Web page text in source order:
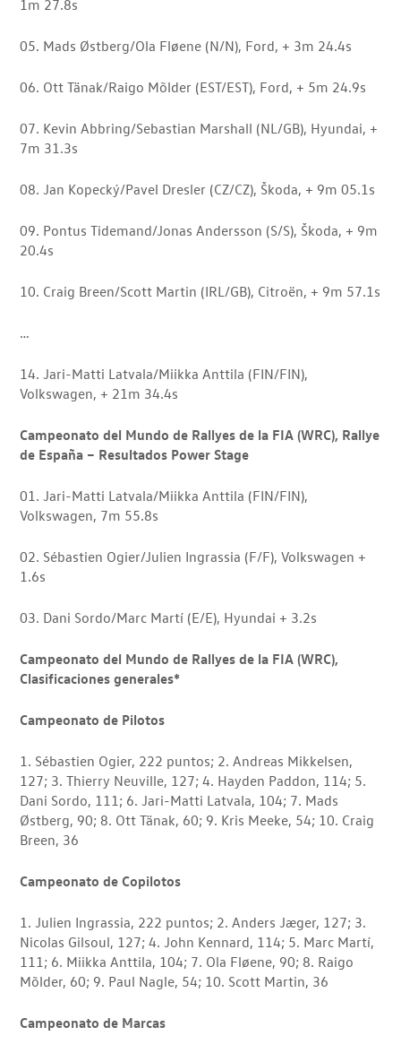
1m 27.8s
05. Mads Østberg/Ola Fløene (N/N), Ford, + 3m 24.4s
06. Ott Tänak/Raigo Mõlder (EST/EST), Ford, + 5m 24.9s
07. Kevin Abbring/Sebastian Marshall (NL/GB), Hyundai, +
7m 31.3s
08. Jan Kopecký/Pavel Dresler (CZ/CZ), Škoda, + 9m 05.1s
09. Pontus Tidemand/Jonas Andersson (S/S), Škoda, + 9m
20.4s
10. Craig Breen/Scott Martin (IRL/GB), Citroën, + 9m 57.1s
…
14. Jari-Matti Latvala/Miikka Anttila (FIN/FIN),
Volkswagen, + 21m 34.4s
Campeonato del Mundo de Rallyes de la FIA (WRC), Rallye
de España – Resultados Power Stage
01. Jari-Matti Latvala/Miikka Anttila (FIN/FIN),
Volkswagen, 7m 55.8s
02. Sébastien Ogier/Julien Ingrassia (F/F), Volkswagen +
1.6s
03. Dani Sordo/Marc Martí (E/E), Hyundai + 3.2s
Campeonato del Mundo de Rallyes de la FIA (WRC),
Clasificaciones generales*
Campeonato de Pilotos
1. Sébastien Ogier, 222 puntos; 2. Andreas Mikkelsen,
127; 3. Thierry Neuville, 127; 4. Hayden Paddon, 114; 5.
Dani Sordo, 111; 6. Jari-Matti Latvala, 104; 7. Mads
Østberg, 90; 8. Ott Tänak, 60; 9. Kris Meeke, 54; 10. Craig
Breen, 36
Campeonato de Copilotos
1. Julien Ingrassia, 222 puntos; 2. Anders Jæger, 127; 3.
Nicolas Gilsoul, 127; 4. John Kennard, 114; 5. Marc Martí,
111; 6. Miikka Anttila, 104; 7. Ola Fløene, 90; 8. Raigo
Mõlder, 60; 9. Paul Nagle, 54; 10. Scott Martin, 36
Campeonato de Marcas